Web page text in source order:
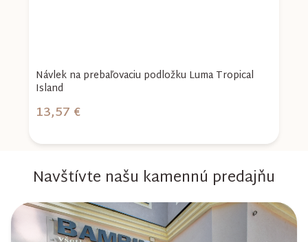
Návlek na prebaľovaciu podložku Luma Tropical
Island
13,57 €
Navštívte našu kamennú predajňu